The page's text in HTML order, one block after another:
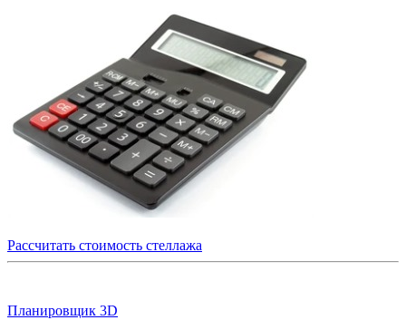
Рассчитать стоимость стеллажа
Планировщик 3D